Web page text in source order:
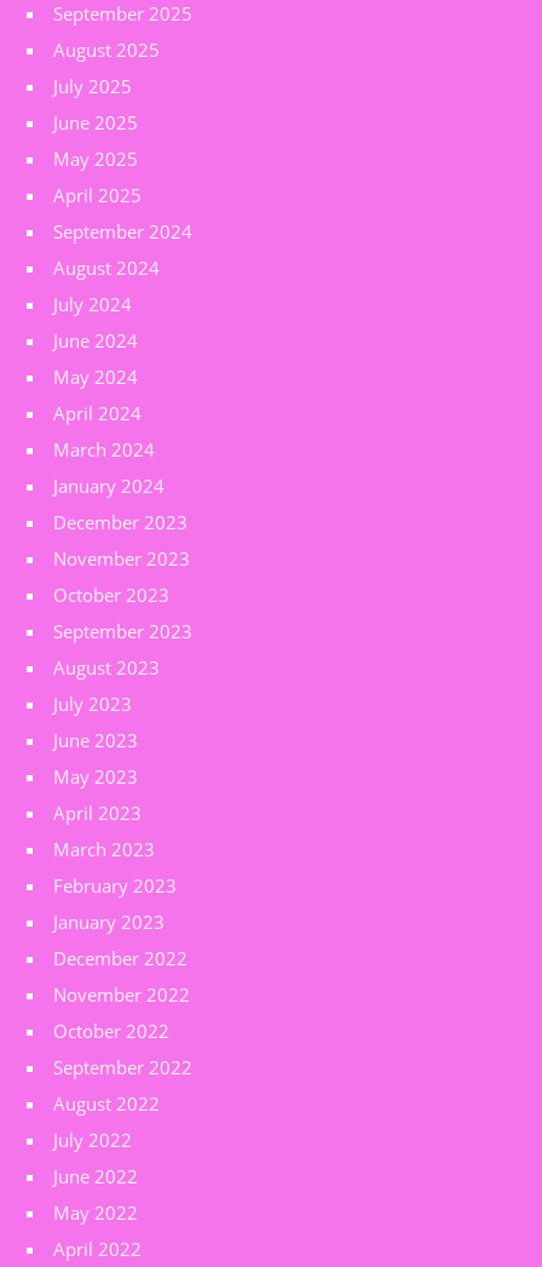
September 2025
August 2025
July 2025
June 2025
May 2025
April 2025
September 2024
August 2024
July 2024
June 2024
May 2024
April 2024
March 2024
January 2024
December 2023
November 2023
October 2023
September 2023
August 2023
July 2023
June 2023
May 2023
April 2023
March 2023
February 2023
January 2023
December 2022
November 2022
October 2022
September 2022
August 2022
July 2022
June 2022
May 2022
April 2022